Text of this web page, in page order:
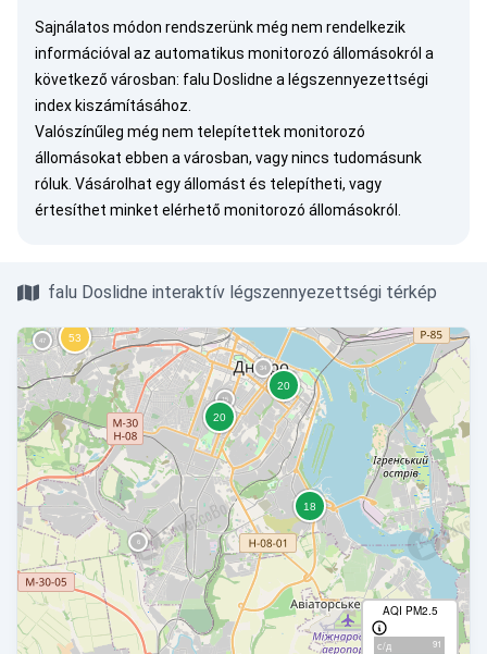
Sajnálatos módon rendszerünk még nem rendelkezik
információval az automatikus monitorozó állomásokról a
következő városban: falu Doslidne a légszennyezettségi
index kiszámításához.
Valószínűleg még nem telepítettek monitorozó
állomásokat ebben a városban, vagy nincs tudomásunk
róluk. Vásárolhat egy állomást és telepítheti, vagy
értesíthet minket elérhető monitorozó állomásokról.
falu Doslidne interaktív légszennyezettségi térkép
AQI PM2.5
с/д 91